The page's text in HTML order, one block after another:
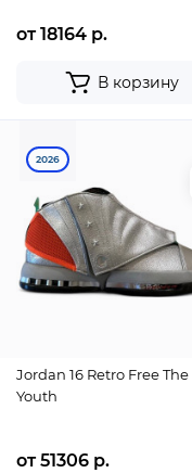
от 18164 р.
В корзину
2026
Jordan 16 Retro Free The
Youth
от 51306 р.